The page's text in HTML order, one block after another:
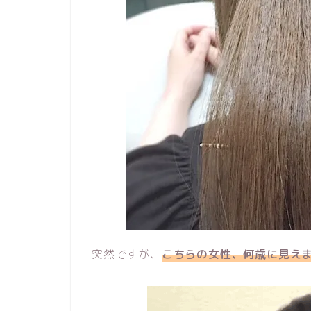
突然ですが、 こちらの女性、何歳に見え